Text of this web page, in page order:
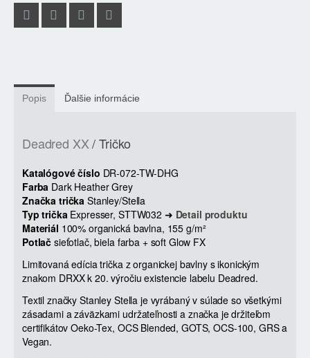
Popis Ďalšie informácie
Deadred XX/ Tričko
Katalógové číslo DR-072-TW-DHG
Farba Dark Heather Grey
Značka tričkaStanley/Stella
Typ trička Expresser, STTW032 ➜ Detail produktu
Materiál 100% organická bavlna, 155 g/m²
Potlačsieťotlač, biela farba + soft Glow FX
Limitovaná edícia trička z organickej bavlny s ikonickým
znakom DRXX k 20. výročiu existencie labelu Deadred.
Textil značky Stanley Stella je vyrábaný v súlade so všetkými
zásadami a záväzkami udržateľnosti a značka je držiteľom
certifikátov Oeko-Tex, OCS Blended, GOTS, OCS-100, GRS a
Vegan.